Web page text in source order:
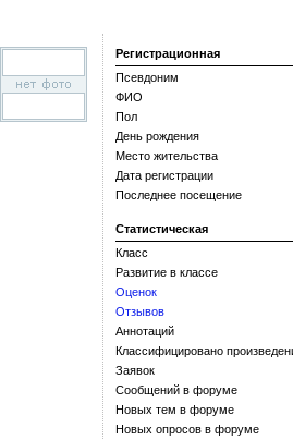
Регистрационная
Псевдоним
ФИО
Пол
День рождения
Место жительства
Дата регистрации
Последнее посещение
Статистическая
Класс
Развитие в классе
Оценок
Отзывов
Аннотаций
Классифицировано
Заявок
Сообщений в форуме
Новых тем в форуме
Новых опросов в форуме